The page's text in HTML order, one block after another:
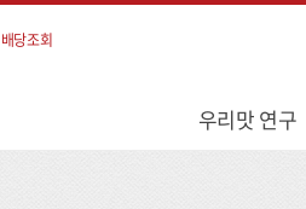
우리맛 연구
배당조회